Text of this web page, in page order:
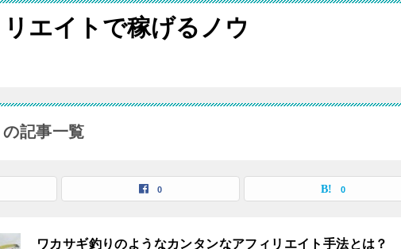
エイトで稼げるノウ
の記事一覧
0 0
ワカサギ釣りのようなカンタンなアフィリエイト手法とは？